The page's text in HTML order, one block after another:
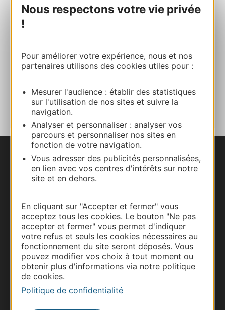
Nous respectons votre vie privée
!
Pour améliorer votre expérience, nous et nos
partenaires utilisons des cookies utiles pour :
Mesurer l'audience : établir des statistiques
sur l'utilisation de nos sites et suivre la
navigation.
Analyser et personnaliser : analyser vos
parcours et personnaliser nos sites en
fonction de votre navigation.
Vous adresser des publicités personnalisées,
en lien avec vos centres d'intérêts sur notre
site et en dehors.
En cliquant sur "Accepter et fermer" vous
acceptez tous les cookies. Le bouton "Ne pas
accepter et fermer" vous permet d'indiquer
votre refus et seuls les cookies nécessaires au
fonctionnement du site seront déposés. Vous
pouvez modifier vos choix à tout moment ou
obtenir plus d'informations via notre politique
de cookies.
Politique de confidentialité
Site internet
AJOUTER
AU CARNET
Nous contacter
Carte interactive
Documentation